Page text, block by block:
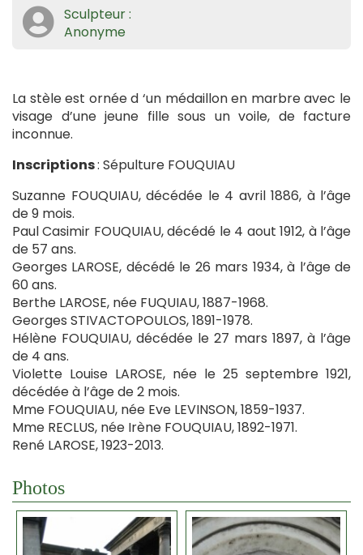
Sculpteur :
Anonyme
La stèle est ornée d ‘un médaillon en marbre avec le
visage d’une jeune fille sous un voile, de facture
inconnue.
Inscriptions: Sépulture FOUQUIAU
Suzanne FOUQUIAU, décédée le 4 avril 1886, à l’âge
de 9 mois.
Paul Casimir FOUQUIAU, décédé le 4 aout 1912, à l’âge
de 57 ans.
Georges LAROSE, décédé le 26 mars 1934, à l’âge de
60 ans.
Berthe LAROSE, née FUQUIAU, 1887-1968.
Georges STIVACTOPOULOS, 1891-1978.
Hélène FOUQUIAU, décédée le 27 mars 1897, à l’âge
de 4 ans.
Violette Louise LAROSE, née le 25 septembre 1921,
décédée à l’âge de 2 mois.
Mme FOUQUIAU, née Eve LEVINSON, 1859-1937.
Mme RECLUS, née Irène FOUQUIAU, 1892-1971.
René LAROSE, 1923-2013.
Photos